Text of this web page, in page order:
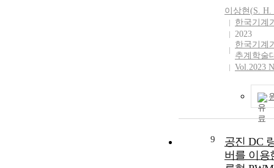
experiment.
were carried
investigate
prevented
concave
bottom of
gave the
radius of a
the restriking
이상현(S. H.
한국기계
2023
한국기계
추계학술
Vol.2023
9
공진 DC
버를 이용